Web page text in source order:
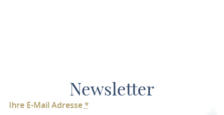
Newsletter
Ihre E-Mail Adresse*